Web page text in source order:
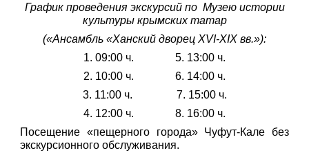
График проведения экскурсий по Музею истории
культуры крымских татар
(«Ансамбль «Ханский дворец XVI-XIX вв.»):
1. 09:00 ч. 5. 13:00 ч.
2. 10:00 ч. 6. 14:00 ч.
3. 11:00 ч. 7. 15:00 ч.
4. 12:00 ч. 8. 16:00 ч.
Посещение «пещерного города» Чуфут-Кале без
экскурсионного обслуживания.